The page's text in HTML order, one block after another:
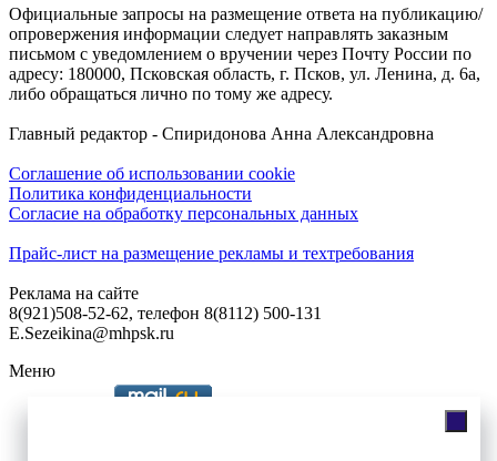
Официальные запросы на размещение ответа на публикацию/
опровержения информации следует направлять заказным
письмом с уведомлением о вручении через Почту России по
адресу: 180000, Псковская область, г. Псков, ул. Ленина, д. 6а,
либо обращаться лично по тому же адресу.
Главный редактор - Спиридонова Анна Александровна
Соглашение об использовании cookie
Политика конфиденциальности
Согласие на обработку персональных данных
Прайс-лист на размещение рекламы и техтребования
Реклама на сайте
8(921)508-52-62, телефон 8(8112) 500-131
E.Sezeikina@mhpsk.ru
Меню